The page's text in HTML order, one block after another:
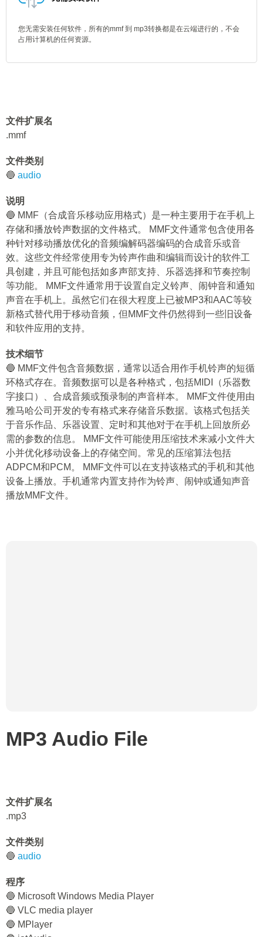
您无需安装任何软件，所有的mmf 到 mp3转换都是在云端进行的，不会
占用计算机的任何资源。
文件扩展名
.mmf
文件类别
🔵 audio
说明
🔵 MMF（合成音乐移动应用格式）是一种主要用于在手机上
存储和播放铃声数据的文件格式。 MMF文件通常包含使用各
种针对移动播放优化的音频编解码器编码的合成音乐或音
效。这些文件经常使用专为铃声作曲和编辑而设计的软件工
具创建，并且可能包括如多声部支持、乐器选择和节奏控制
等功能。 MMF文件通常用于设置自定义铃声、闹钟音和通知
声音在手机上。虽然它们在很大程度上已被MP3和AAC等较
新格式替代用于移动音频，但MMF文件仍然得到一些旧设备
和软件应用的支持。
技术细节
🔵 MMF文件包含音频数据，通常以适合用作手机铃声的短循
环格式存在。音频数据可以是各种格式，包括MIDI（乐器数
字接口）、合成音频或预录制的声音样本。 MMF文件使用由
雅马哈公司开发的专有格式来存储音乐数据。该格式包括关
于音乐作品、乐器设置、定时和其他对于在手机上回放所必
需的参数的信息。 MMF文件可能使用压缩技术来减小文件大
小并优化移动设备上的存储空间。常见的压缩算法包括
ADPCM和PCM。 MMF文件可以在支持该格式的手机和其他
设备上播放。手机通常内置支持作为铃声、闹钟或通知声音
播放MMF文件。
MP3 Audio File
文件扩展名
.mp3
文件类别
🔵 audio
程序
🔵 Microsoft Windows Media Player
🔵 VLC media player
🔵 MPlayer